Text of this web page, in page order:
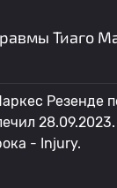
Тиаго
Резенде
- Injury.